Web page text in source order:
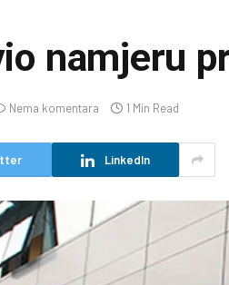
namjeru
Nema komentara 1 Min Read
LinkedIn